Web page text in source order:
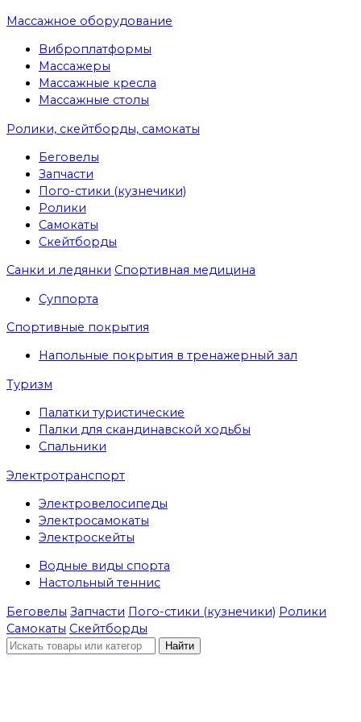
Массажное оборудование
Виброплатформы
Массажеры
Массажные кресла
Массажные столы
Ролики, скейтборды, самокаты
Беговелы
Запчасти
Пого-стики (кузнечики)
Ролики
Самокаты
Скейтборды
Санки и ледянки Спортивная медицина
Суппорта
Спортивные покрытия
Напольные покрытия в тренажерный зал
Туризм
Палатки туристические
Палки для скандинавской ходьбы
Спальники
Электротранспорт
Электровелосипеды
Электросамокаты
Электроскейты
Водные виды спорта
Настольный теннис
Беговелы Запчасти Пого-стики (кузнечики) Ролики
Самокаты Скейтборды
Найти